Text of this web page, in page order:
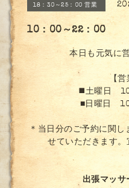
18：30～25：00 営業
10：00～22：00
本日も元気に
【
◼️土曜日
■日曜日
＊当日分のご予約に関
せていただきます
出張マッ